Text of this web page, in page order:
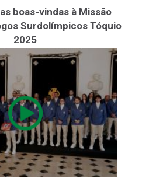
boas-vindas à Missão
Surdolímpicos Tóquio
2025